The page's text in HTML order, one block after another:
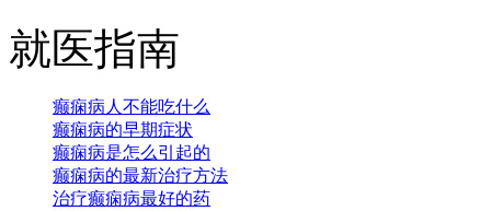
就医指南
癫痫病人不能吃什么
癫痫病的早期症状
癫痫病是怎么引起的
癫痫病的最新治疗方法
治疗癫痫病最好的药